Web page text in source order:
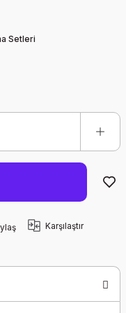
Setleri
Karşılaştır